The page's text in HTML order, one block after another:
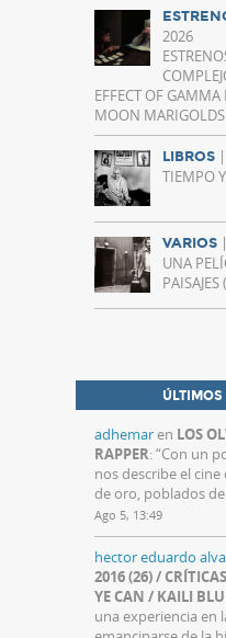
2026
EFFECT OF
MOON MARIGOLDS
LIBROS
TIEMPO
VARIOS
UNA
PAISAJES
adhemaren LOS
RAPPER: “Con un
nos describe el
de oro, poblados
Ago 5, 13:49
hector eduardo
2016 (26) /
YE CAN / KAILI
una experiencia en